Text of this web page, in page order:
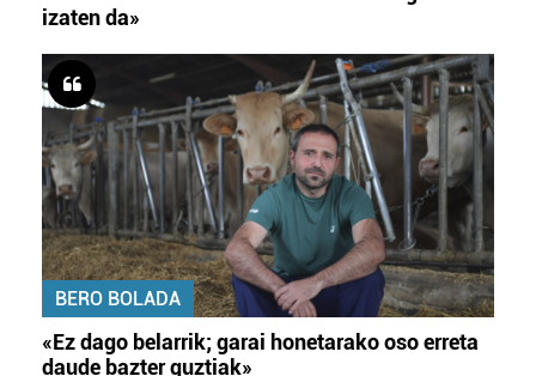
izaten da»
BERO BOLADA
«Ez dago belarrik; garai honetarako oso erreta
daude bazter guztiak»